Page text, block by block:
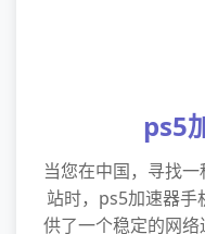
ps5
当您在中国，寻找
站时，ps5加速器手
供了一个稳定的网